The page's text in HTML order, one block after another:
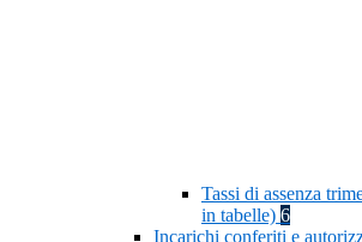
Tassi di assenza
in tabelle) 6
Incarichi conferiti e